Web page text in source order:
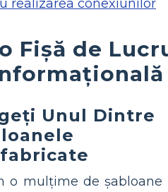
realizarea conexiunilor
Fișă de
Unul Dintre
o mulțime de șabloane